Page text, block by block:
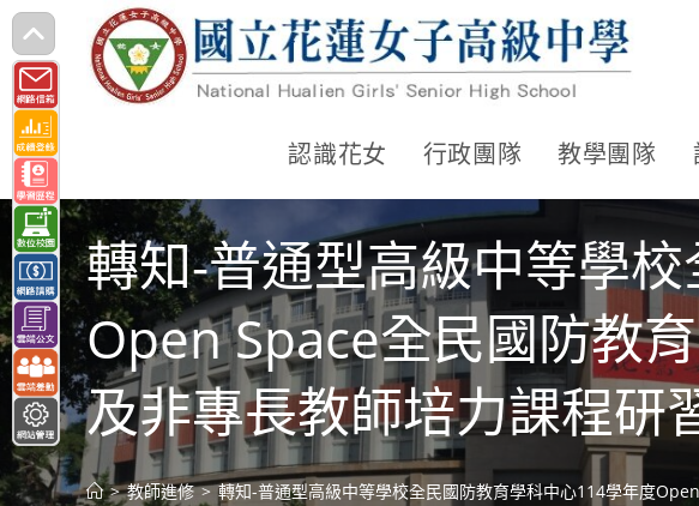
跳
轉
至
主
要
內
容
認識花女 行政團隊 教學團隊
轉知-普通型高級中等學
Open Space全民國防教
及非專長教師培力課程研
> 教師進修 > 轉知-普通型高級中等學校全民國防教育學科中心114學年度